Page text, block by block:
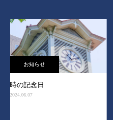
お知らせ
時の記念日
2024.06.07